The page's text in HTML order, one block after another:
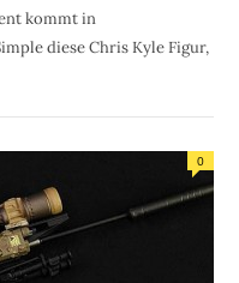
kommt in
diese Chris Kyle Figur,
0